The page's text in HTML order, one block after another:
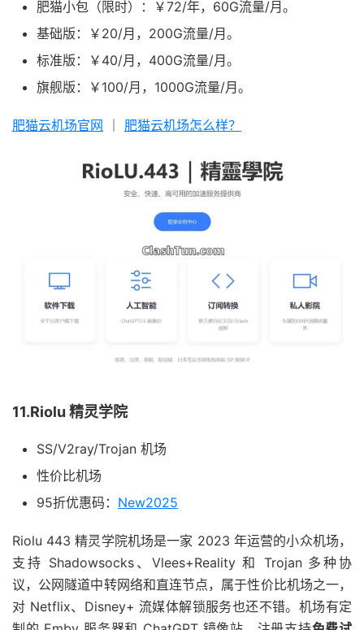
肥猫小包（限时）：￥72/年，60G流量/月。
基础版：￥20/月，200G流量/月。
标准版：￥40/月，400G流量/月。
旗舰版：￥100/月，1000G流量/月。
肥猫云机场官网 肥猫云机场怎么样？
11.Riolu 精灵学院
SS/V2ray/Trojan 机场
性价比机场
95折优惠码： New2025
Riolu 443 精灵学院机场是一家 2023 年运营的小众机场，
支持 Shadowsocks、Vlees+Reality 和 Trojan 多种协
议，公网隧道中转网络和直连节点，属于性价比机场之一，
对 Netflix、Disney+ 流媒体解锁服务也还不错。机场有定